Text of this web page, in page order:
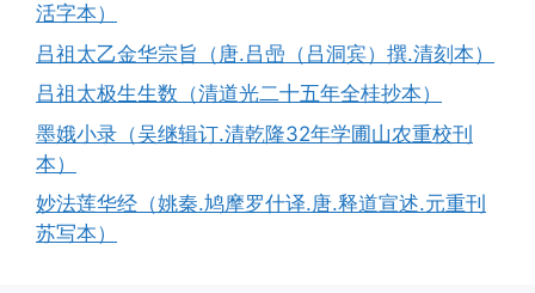
活字本）
吕祖太乙金华宗旨（唐.吕喦（吕洞宾）撰.清刻本）
吕祖太极生生数（清道光二十五年全桂抄本）
墨娥小录（吴继辑订.清乾隆32年学圃山农重校刊
本）
妙法莲华经（姚秦.鸠摩罗什译.唐.释道宣述.元重刊
苏写本）